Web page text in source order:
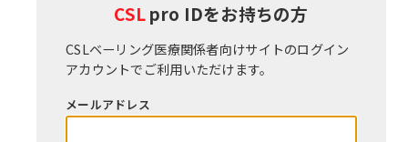
CSLpro IDをお持ちの⽅
CSLベーリング医療関係者向けサイトのログイン
アカウントでご利⽤いただけます。
メールアドレス